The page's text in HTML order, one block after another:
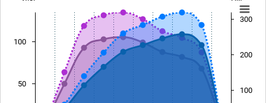
50
100
100
200
300